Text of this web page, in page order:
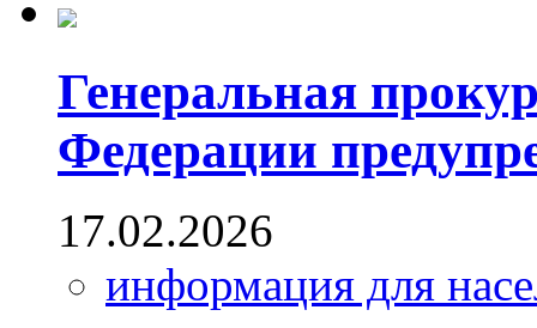
Генеральная
Федерации
17.02.2026
информация для